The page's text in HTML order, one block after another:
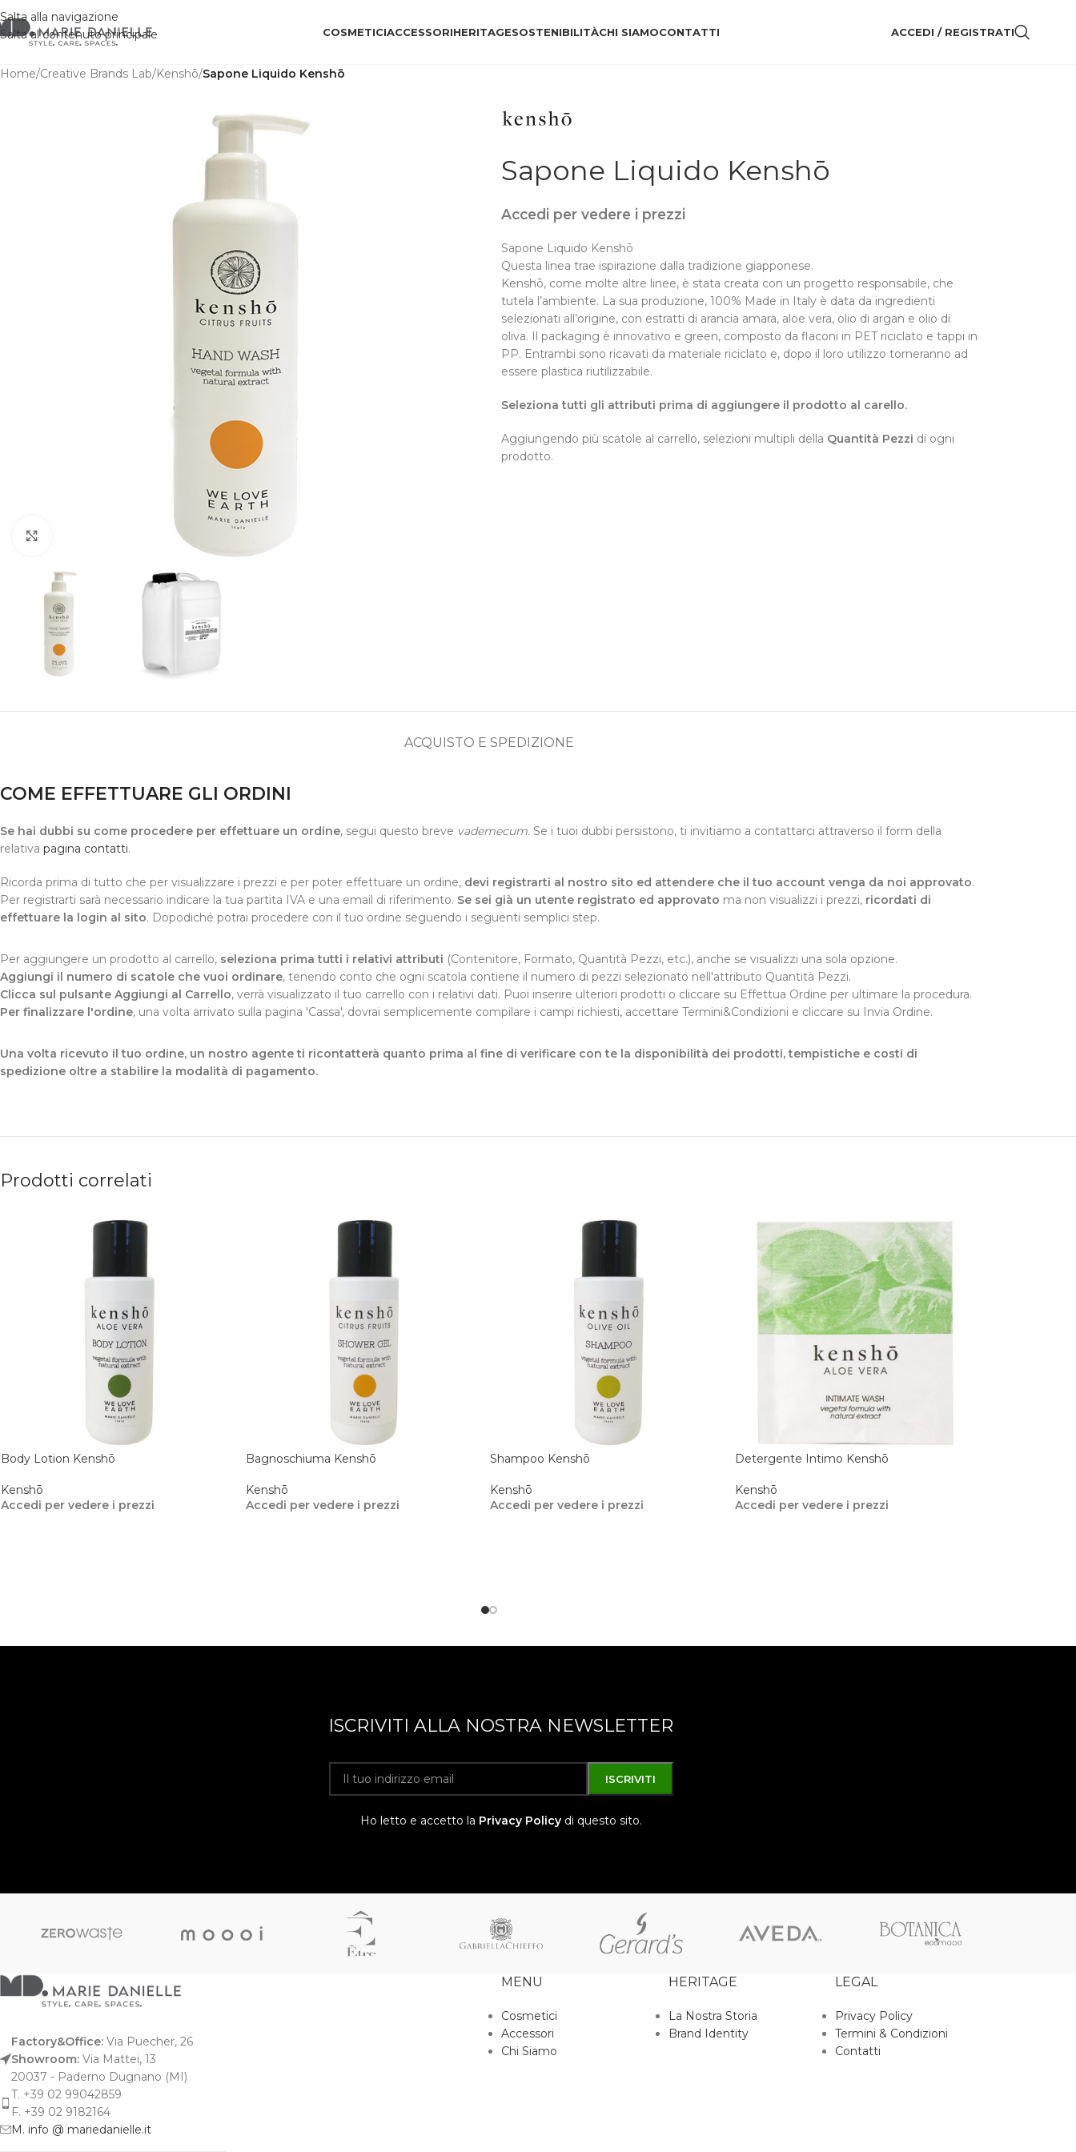
Salta alla navigazione
Salta al contenuto principale
COSMETICIACCESSORIHERITAGESOSTENIBILITÀCHI SIAMOCONTATTI ACCEDI / REGISTRATI
Home/Creative Brands Lab/Kenshō/Sapone Liquido Kenshō
Sapone Liquido Kenshō
Accedi per vedere i prezzi
Sapone Liquido Kenshō
Questa linea trae ispirazione dalla tradizione giapponese.
Kenshō, come molte altre linee, è stata creata con un progetto responsabile, che
tutela l’ambiente. La sua produzione, 100% Made in Italy è data da ingredienti
selezionati all’origine, con estratti di arancia amara, aloe vera, olio di argan e olio di
oliva. Il packaging è innovativo e green, composto da flaconi in PET riciclato e tappi in
PP. Entrambi sono ricavati da materiale riciclato e, dopo il loro utilizzo torneranno ad
essere plastica riutilizzabile.
Seleziona tutti gli attributi prima di aggiungere il prodotto al carello.
Aggiungendo più scatole al carrello, selezioni multipli della Quantità Pezzi di ogni
prodotto.
ACQUISTO E SPEDIZIONE
COME EFFETTUARE GLI ORDINI
Se hai dubbi su come procedere per effettuare un ordine, segui questo breve vademecum. Se i tuoi dubbi persistono, ti invitiamo a contattarci attraverso il form della
relativa pagina contatti.
Ricorda prima di tutto che per visualizzare i prezzi e per poter effettuare un ordine, devi registrarti al nostro sito ed attendere che il tuo account venga da noi approvato.
Per registrarti sarà necessario indicare la tua partita IVA e una email di riferimento. Se sei già un utente registrato ed approvato ma non visualizzi i prezzi, ricordati di
effettuare la login al sito. Dopodiché potrai procedere con il tuo ordine seguendo i seguenti semplici step.
Per aggiungere un prodotto al carrello, seleziona prima tutti i relativi attributi (Contenitore, Formato, Quantità Pezzi, etc.), anche se visualizzi una sola opzione.
Aggiungi il numero di scatole che vuoi ordinare, tenendo conto che ogni scatola contiene il numero di pezzi selezionato nell'attributo Quantità Pezzi.
Clicca sul pulsante Aggiungi al Carrello, verrà visualizzato il tuo carrello con i relativi dati. Puoi inserire ulteriori prodotti o cliccare su Effettua Ordine per ultimare la procedura.
Per finalizzare l'ordine, una volta arrivato sulla pagina 'Cassa', dovrai semplicemente compilare i campi richiesti, accettare Termini&Condizioni e cliccare su Invia Ordine.
Una volta ricevuto il tuo ordine, un nostro agente ti ricontatterà quanto prima al fine di verificare con te la disponibilità dei prodotti, tempistiche e costi di
spedizione oltre a stabilire la modalità di pagamento.
Prodotti correlati
Body Lotion Kenshō
Kenshō
Accedi per vedere i prezzi
Bagnoschiuma Kenshō
Kenshō
Accedi per vedere i prezzi
Shampoo Kenshō
Kenshō
Accedi per vedere i prezzi
Detergente Intimo Kenshō
Kenshō
Accedi per vedere i prezzi
ISCRIVITI ALLA NOSTRA NEWSLETTER
Ho letto e accetto la Privacy Policydi questo sito.
Factory&Office: Via Puecher, 26
Showroom: Via Mattei, 13
20037 - Paderno Dugnano (MI)
T. +39 02 99042859
F. +39 02 9182164
M. info @ mariedanielle.it
MENU
Cosmetici
Accessori
Chi Siamo
HERITAGE
La Nostra Storia
Brand Identity
LEGAL
Privacy Policy
Termini & Condizioni
Contatti